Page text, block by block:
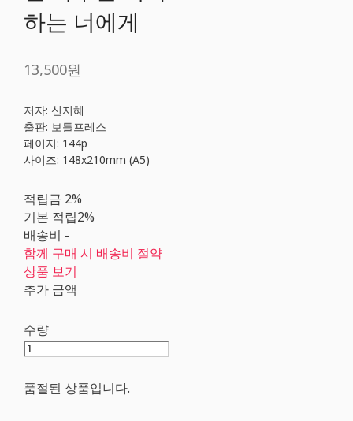
하는 너에게
13,500원
저자: 신지혜
출판: 보틀프레스
페이지: 144p
사이즈: 148x210mm (A5)
적립금 2%
기본 적립2%
배송비 -
함께 구매 시 배송비 절약
상품 보기
추가 금액
수량
품절된 상품입니다.